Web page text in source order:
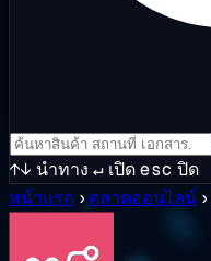
↑↓ นำทาง ↵ เปิดesc ปิด
หน้าแรก › ตลาดออนไลน์ ›